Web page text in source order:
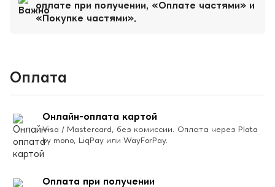
оплате при получении, «Оплате частями» и
«Покупке частями».
Оплата
Онлайн-оплата картой
Visa / Mastercard, без комиссии. Оплата через Plata
by mono, LiqPay или WayForPay.
Оплата при получении